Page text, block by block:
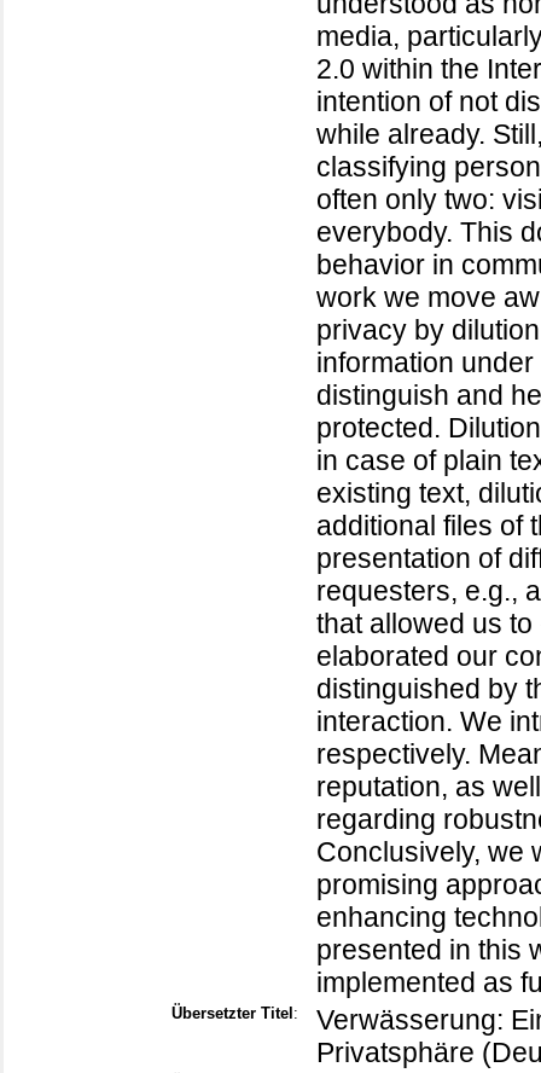
media,
2.0 within the
intention of not
while already.
classifying
often only two:
everybody. This
behavior in
work we move
privacy by
information
distinguish and
protected.
in case of plain
existing text,
additional files of
presentation of
requesters, e.g.,
that allowed us
elaborated our
distinguished by
interaction. We
respectively.
reputation, as
regarding
Conclusively, we
promising
enhancing
presented in this
implemented as
Übersetzter Titel :
Verwässerung:
Privatsphäre